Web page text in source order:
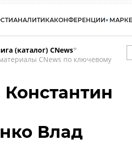
АНАЛИТИКАКОНФЕРЕНЦИИ
(каталог) CNews*
CNews по ключевому
Константин
Влад